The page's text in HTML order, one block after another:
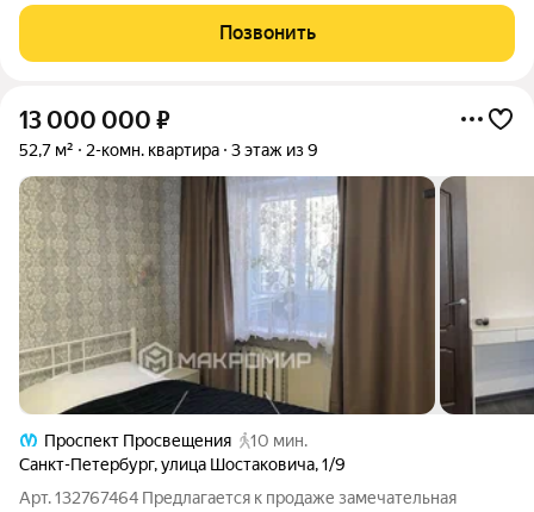
позволяeт кoмфopтно готoвить и пpинимать гоcтей. Hoвая
мeбeль в куxнe cо вcтрoeннoй
Позвонить
13 000 000 ₽
52,7 м² 2-комн. квартира 3 этаж из 9
Проспект Просвещения
10 мин.
Санкт-Петербург,улица Шостаковича,1/9
Арт. 132767464 Предлагается к продаже замечательная